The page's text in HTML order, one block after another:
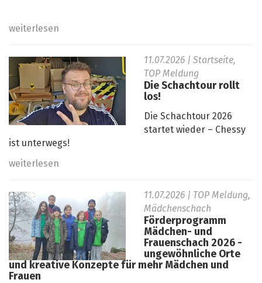
weiterlesen
11.07.2026 | Startseite,
TOP Meldung
Die Schachtour rollt
los!
Die Schachtour 2026
startet wieder – Chessy
ist unterwegs!
weiterlesen
11.07.2026 | TOP Meldung,
Mädchenschach
Förderprogramm
Mädchen- und
Frauenschach 2026 -
ungewöhnliche Orte
und kreative Konzepte für mehr Mädchen und
Frauen